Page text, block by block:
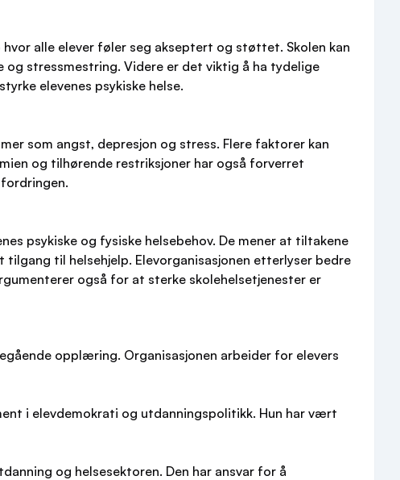
alle elever føler seg akseptert og støttet. Skolen kan
og stressmestring. Videre er det viktig å ha tydelige
elevenes psykiske helse.
som angst, depresjon og stress. Flere faktorer kan
og tilhørende restriksjoner har også forverret
psykiske og fysiske helsebehov. De mener at tiltakene
til helsehjelp. Elevorganisasjonen etterlyser bedre
også for at sterke skolehelsetjenester er
opplæring. Organisasjonen arbeider for elevers
i elevdemokrati og utdanningspolitikk. Hun har vært
og helsesektoren. Den har ansvar for å